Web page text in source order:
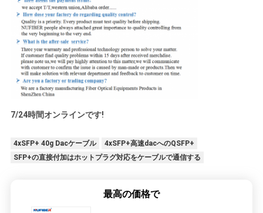
7/24時間オンラインです!
4xSFP+ 40g Dacケーブル
4xSFP+高速dacへのQSFP+
SFP+の直接付加はホットプラグ対応をケーブルで通信する
最高の価格で